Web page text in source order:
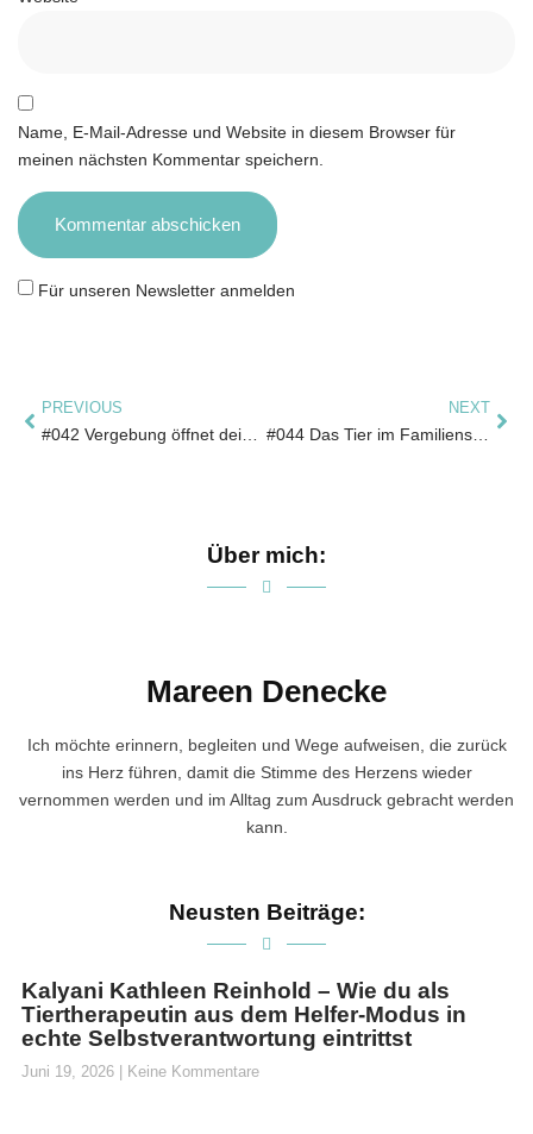
Name, E-Mail-Adresse und Website in diesem Browser für
meinen nächsten Kommentar speichern.
Für unseren Newsletter anmelden
PREVIOUS NEXT
#044 Das Tier im Familiensystem
Über mich:
Mareen Denecke
Ich möchte erinnern, begleiten und Wege aufweisen, die zurück
ins Herz führen, damit die Stimme des Herzens wieder
vernommen werden und im Alltag zum Ausdruck gebracht werden
kann.
Neusten Beiträge:
Kalyani Kathleen Reinhold – Wie du als
Tiertherapeutin aus dem Helfer-Modus in
echte Selbstverantwortung eintrittst
Juni 19, 2026 Keine Kommentare